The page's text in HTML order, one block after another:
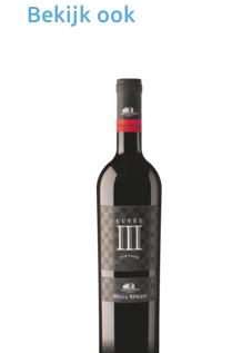
Bekijk ook